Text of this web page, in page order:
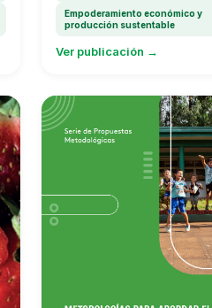
Empoderamiento económico y
producción sustentable
Ver publicación →